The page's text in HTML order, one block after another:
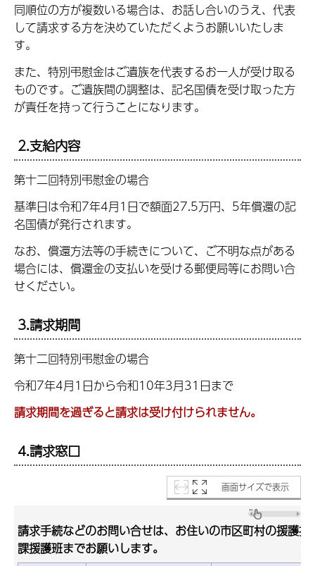
同順位の方が複数いる場合は、お話し合いのうえ、代表
して請求する方を決めていただくようお願いいたしま
す。
また、特別弔慰金はご遺族を代表するお一人が受け取る
ものです。ご遺族間の調整は、記名国債を受け取った方
が責任を持って行うことになります。
2.支給内容
第十二回特別弔慰金の場合
基準日は令和7年4月1日で額面27.5万円、5年償還の記
名国債が発行されます。
なお、償還方法等の手続きについて、ご不明な点がある
場合には、償還金の支払いを受ける郵便局等にお問い合
せください。
3.請求期間
第十二回特別弔慰金の場合
令和7年4月1日から令和10年3月31日まで
請求期間を過ぎると請求は受け付けられません。
4.請求窓口
画面サイズで表示
請求手続などのお問い合せは、お住いの市区町村の援護
課援護班までお願いします。